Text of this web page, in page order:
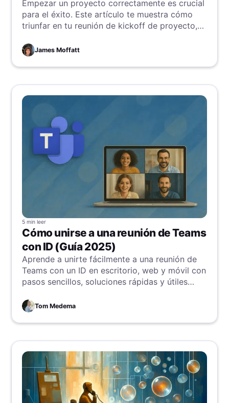
Empezar un proyecto correctamente es crucial
para el éxito. Este artículo te muestra cómo
triunfar en tu reunión de kickoff de proyecto,
objetivos claros y mantenga a todos en la
misma página desde el primer día. ¡Sumérgete
y aprende más!
James Moffatt
5 min leer
Cómo unirse a una reunión de Teams
con ID (Guía 2025)
Aprende a unirte fácilmente a una reunión de
Teams con un ID en escritorio, web y móvil con
pasos sencillos, soluciones rápidas y útiles
Tom Medema